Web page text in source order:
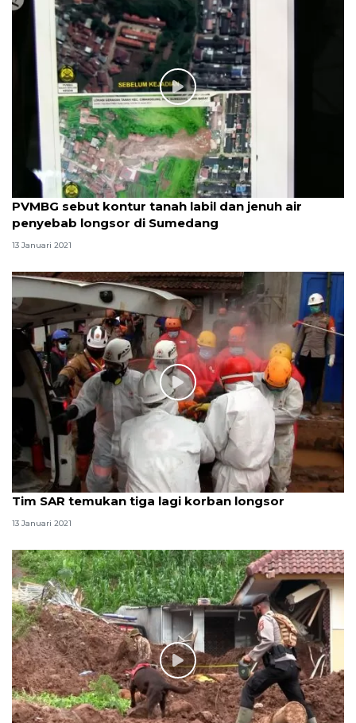
PVMBG sebut kontur tanah labil dan jenuh air
penyebab longsor di Sumedang
13 Januari 2021
Tim SAR temukan tiga lagi korban longsor
13 Januari 2021